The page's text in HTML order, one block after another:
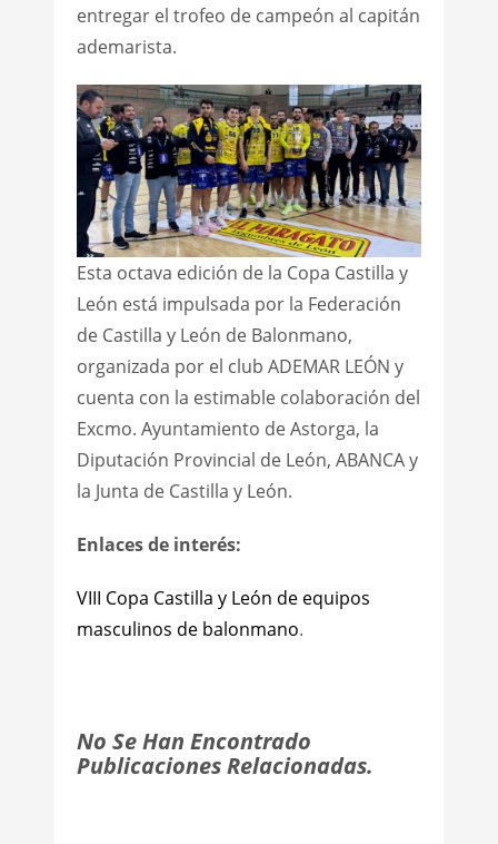
entregar el trofeo de campeón al capitán
ademarista.
Esta octava edición de la Copa Castilla y
León está impulsada por la Federación
de Castilla y León de Balonmano,
organizada por el club ADEMAR LEÓN y
cuenta con la estimable colaboración del
Excmo. Ayuntamiento de Astorga, la
Diputación Provincial de León, ABANCA y
la Junta de Castilla y León.
Enlaces de interés:
VIII Copa Castilla y León de equipos
masculinos de balonmano.
No Se Han Encontrado
Publicaciones Relacionadas.